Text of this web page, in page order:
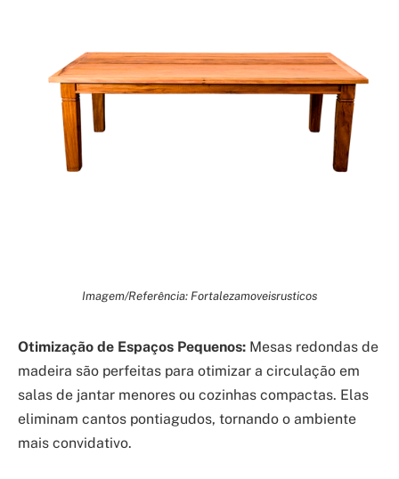
Imagem/Referência: Fortalezamoveisrusticos
Otimização de Espaços Pequenos: Mesas redondas de
madeira são perfeitas para otimizar a circulação em
salas de jantar menores ou cozinhas compactas. Elas
eliminam cantos pontiagudos, tornando o ambiente
mais convidativo.